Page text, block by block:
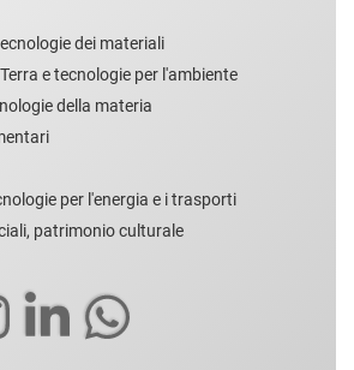
dei materiali
e tecnologie per l'ambiente
della materia
per l'energia e i trasporti
patrimonio culturale